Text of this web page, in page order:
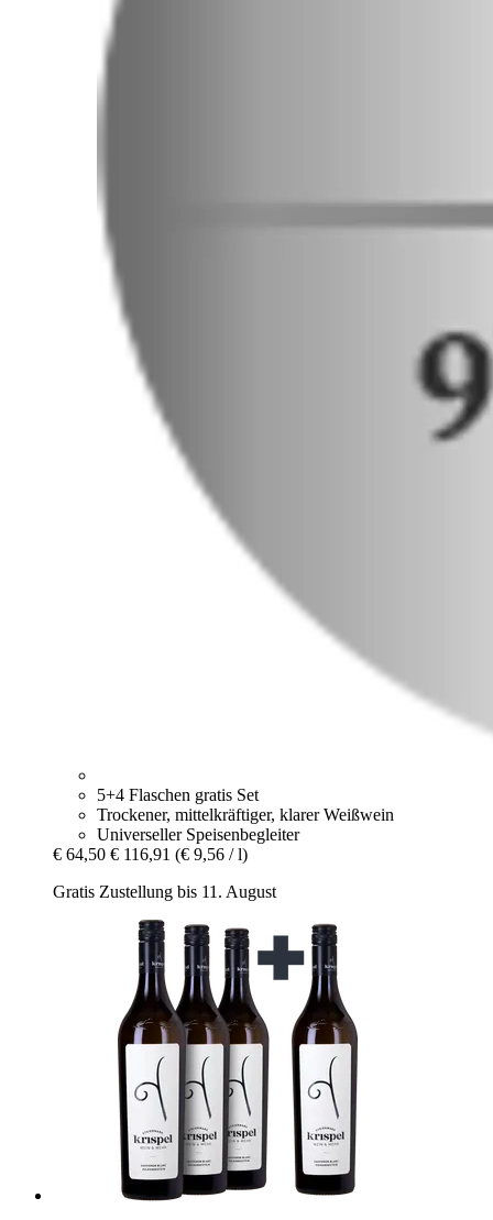
5+4 Flaschen gratis Set
Trockener, mittelkräftiger, klarer Weißwein
Universeller Speisenbegleiter
€ 64,50 € 116,91 (€ 9,56 / l)
Gratis Zustellung bis 11. August